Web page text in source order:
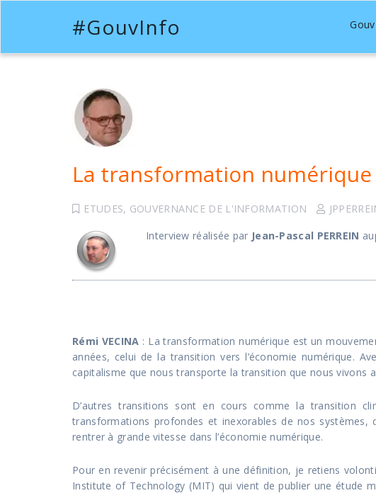
#GouvInfo
La transformation
ETUDES, GOUVERNANCE DE L'INFORMATION
Interview réalisée par Jean-Pascal PERREIN
Rémi VECINA : La transformation numérique est un
années, celui de la transition vers l’économie numérique.
capitalisme que nous transporte la transition que nous vivons
D’autres transitions sont en cours comme la transition
transformations profondes et inexorables de nos
rentrer à grande vitesse dans l’économie numérique.
Pour en revenir précisément à une définition, je retiens
Institute of Technology (MIT) qui vient de publier une étude